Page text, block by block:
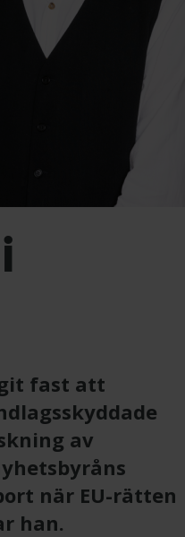
fast att
av
när EU-rätten
han.